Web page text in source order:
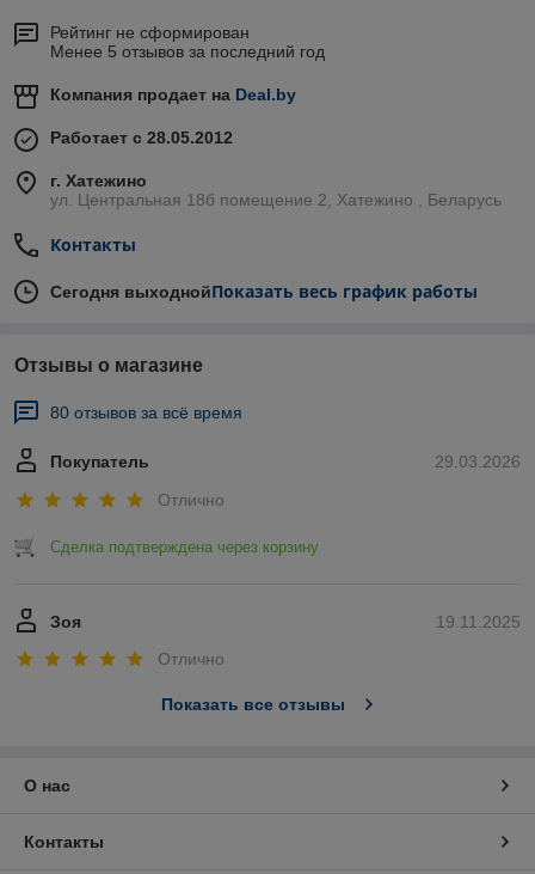
Рейтинг не сформирован
Менее 5 отзывов за последний год
Компания продает на Deal.by
Работает с 28.05.2012
г. Хатежино
ул. Центральная 18б помещение 2, Хатежино , Беларусь
Контакты
Сегодня выходнойПоказать весь график работы
Отзывы о магазине
80 отзывов за всё время
29.03.2026
Покупатель
Отлично
Сделка подтверждена через корзину
19.11.2025
Зоя
Отлично
Показать все отзывы
О нас
Контакты